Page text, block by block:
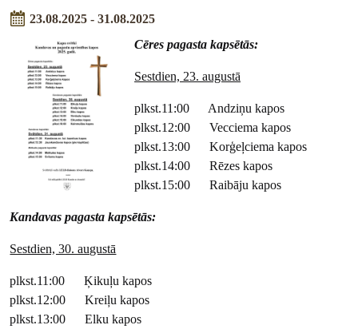
23.08.2025 - 31.08.2025
Cēres pagasta kapsētās:
Sestdien, 23. augustā
plkst.11:00 Andziņu kapos
plkst.12:00 Vecciema kapos
plkst.13:00 Korģeļciema kapos
plkst.14:00 Rēzes kapos
plkst.15:00 Raibāju kapos
Kandavas pagasta kapsētās:
Sestdien, 30. augustā
plkst.11:00 Ķikuļu kapos
plkst.12:00 Kreiļu kapos
plkst.13:00 Elku kapos